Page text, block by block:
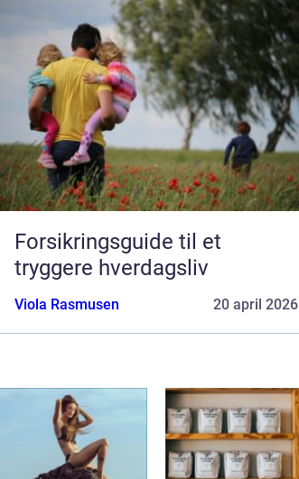
Forsikringsguide til et
tryggere hverdagsliv
Viola Rasmusen 20 april 2026